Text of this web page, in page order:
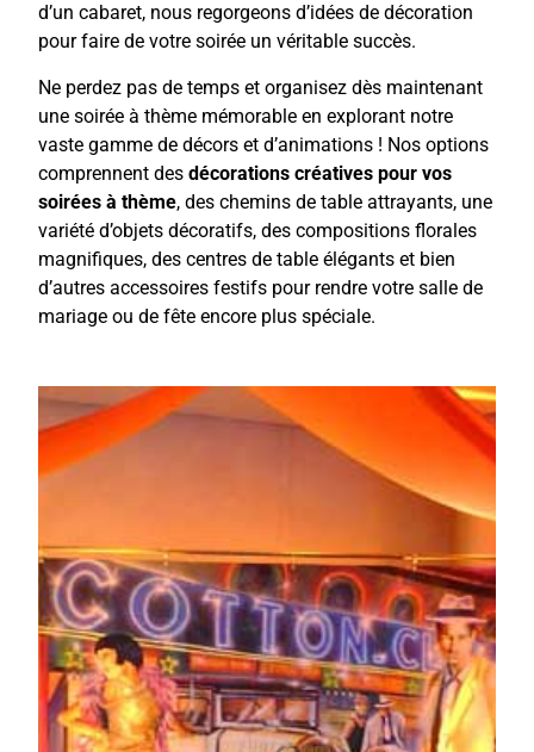
d’un cabaret, nous regorgeons d’idées de décoration
pour faire de votre soirée un véritable succès.
Ne perdez pas de temps et organisez dès maintenant
une soirée à thème mémorable en explorant notre
vaste gamme de décors et d’animations ! Nos options
comprennent des décorations créatives pour vos
soirées à thème, des chemins de table attrayants, une
variété d’objets décoratifs, des compositions florales
magnifiques, des centres de table élégants et bien
d’autres accessoires festifs pour rendre votre salle de
mariage ou de fête encore plus spéciale.